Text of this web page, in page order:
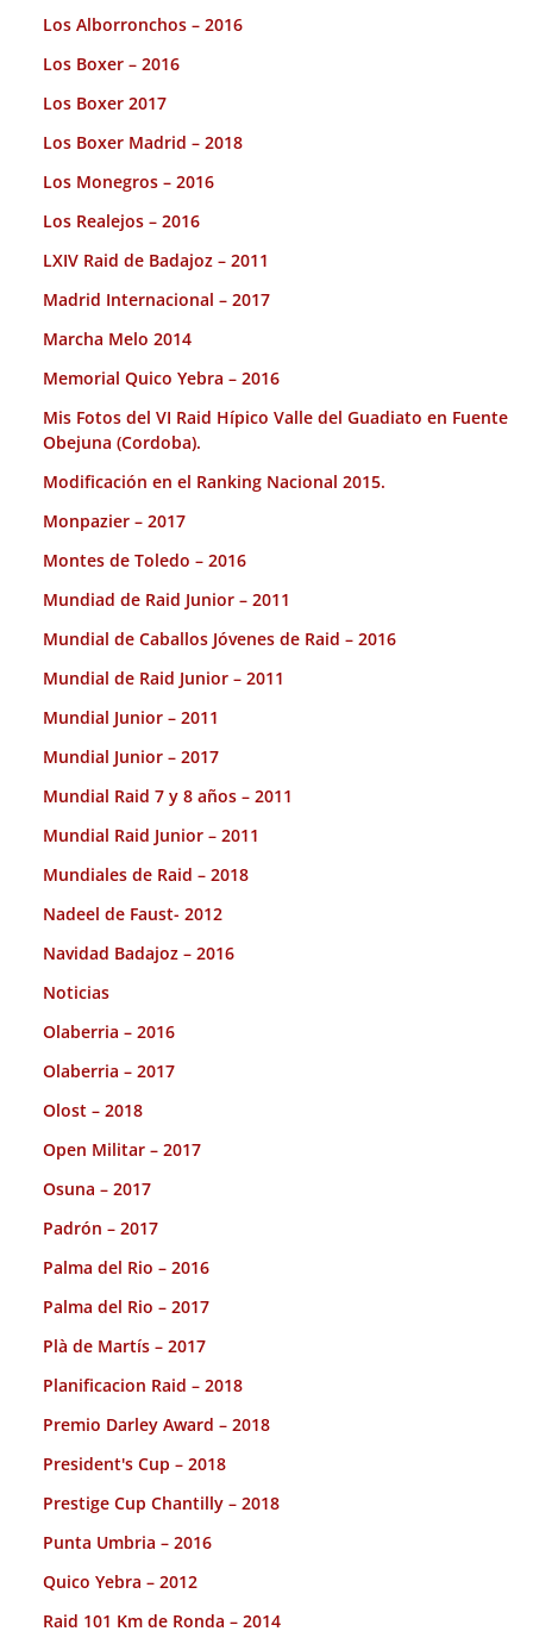
Los Alborronchos – 2016
Los Boxer – 2016
Los Boxer 2017
Los Boxer Madrid – 2018
Los Monegros – 2016
Los Realejos – 2016
LXIV Raid de Badajoz – 2011
Madrid Internacional – 2017
Marcha Melo 2014
Memorial Quico Yebra – 2016
Mis Fotos del VI Raid Hípico Valle del Guadiato en Fuente
Obejuna (Cordoba).
Modificación en el Ranking Nacional 2015.
Monpazier – 2017
Montes de Toledo – 2016
Mundiad de Raid Junior – 2011
Mundial de Caballos Jóvenes de Raid – 2016
Mundial de Raid Junior – 2011
Mundial Junior – 2011
Mundial Junior – 2017
Mundial Raid 7 y 8 años – 2011
Mundial Raid Junior – 2011
Mundiales de Raid – 2018
Nadeel de Faust- 2012
Navidad Badajoz – 2016
Noticias
Olaberria – 2016
Olaberria – 2017
Olost – 2018
Open Militar – 2017
Osuna – 2017
Padrón – 2017
Palma del Rio – 2016
Palma del Rio – 2017
Plà de Martís – 2017
Planificacion Raid – 2018
Premio Darley Award – 2018
President's Cup – 2018
Prestige Cup Chantilly – 2018
Punta Umbria – 2016
Quico Yebra – 2012
Raid 101 Km de Ronda – 2014